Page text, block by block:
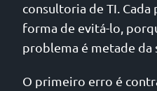
consultoria de TI.
forma de evitá-lo,
problema é metade da
O primeiro erro é